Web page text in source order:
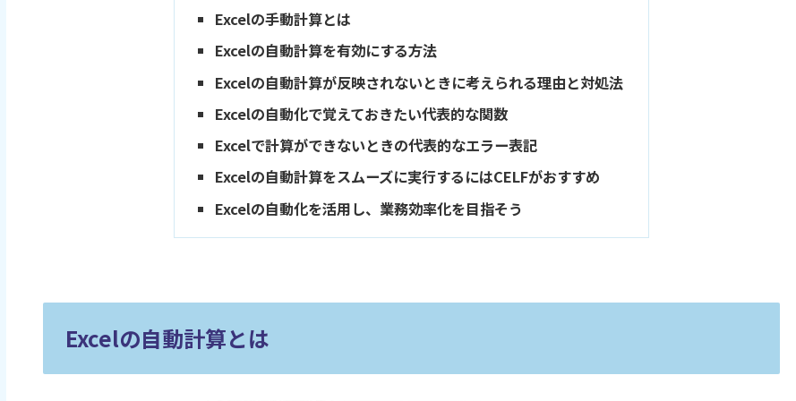
Excelの手動計算とは
Excelの自動計算を有効にする方法
Excelの自動計算が反映されないときに考えられる理由と対処法
Excelの自動化で覚えておきたい代表的な関数
Excelで計算ができないときの代表的なエラー表記
Excelの自動計算をスムーズに実行するにはCELFがおすすめ
Excelの自動化を活用し、業務効率化を目指そう
Excelの自動計算とは